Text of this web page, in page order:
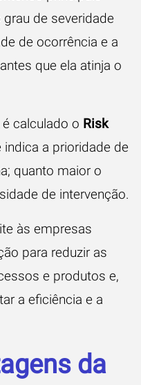
de severidade
de ocorrência e a
que ela atinja o
calculado o Risk
indica a prioridade de
quanto maior o
de intervenção.
às empresas
para reduzir as
e produtos e,
a eficiência e a
da